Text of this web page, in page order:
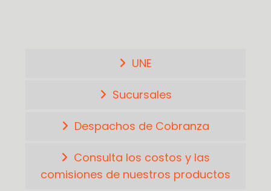
UNE
Sucursales
Despachos de Cobranza
Consulta los costos y las
comisiones de nuestros productos